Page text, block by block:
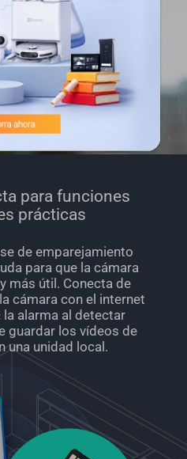
para funciones
prácticas
de emparejamiento
para que la cámara
más útil. Conecta de
cámara con el internet
la alarma al detectar
guardar los vídeos de
una unidad local.